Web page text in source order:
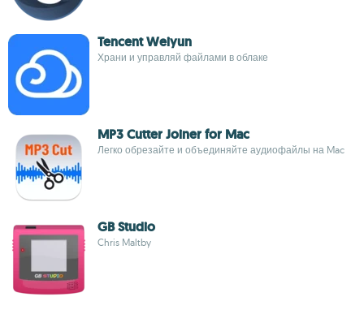
Tencent Weiyun
Храни и управляй файлами в облаке
MP3 Cutter Joiner for Mac
Легко обрезайте и объединяйте аудиофайлы на Mac
GB Studio
Chris Maltby